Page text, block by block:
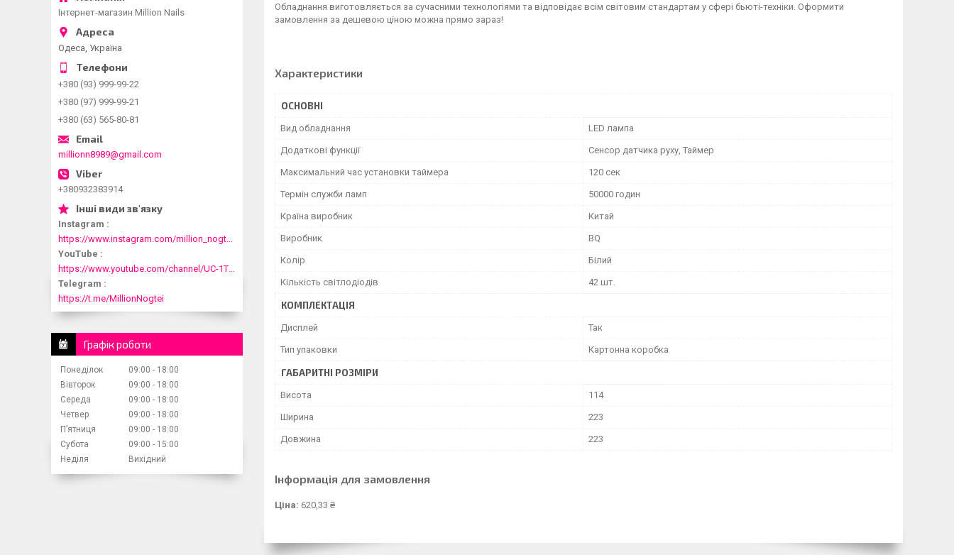
Обладнання виготовляється за сучасними технологіями та відповідає всім світовим стандартам у сфері бьюті-техніки. Оформити
замовлення за дешевою ціною можна прямо зараз!
Характеристики
ОСНОВНІ
Вид обладнання LED лампа
Додаткові функції Сенсор датчика руху, Таймер
Максимальний час установки таймера 120 сек
Термін служби ламп 50000 годин
Країна виробник Китай
Виробник BQ
Колір Білий
Кількість світлодіодів 42 шт.
КОМПЛЕКТАЦІЯ
Дисплей Так
Тип упаковки Картонна коробка
ГАБАРИТНІ РОЗМІРИ
Висота 114
Ширина 223
Довжина 223
Інформація для замовлення
Ціна: 620,33 ₴
Інтернет-магазин Million Nails
Одеса, Україна
+380 (93) 999-99-22
+380 (97) 999-99-21
+380 (63) 565-80-81
millionn8989@gmail.com
+380932383914
Instagram
YouTube
Telegram
https://t.me/MillionNogtei
Графік роботи
Понеділок 09:00
18:00
Вівторок
09:00
18:00
Середа
09:00
18:00
Четвер
09:00
18:00
Пʼятниця
09:00
18:00
Субота
09:00
15:00
Неділя
Вихідний